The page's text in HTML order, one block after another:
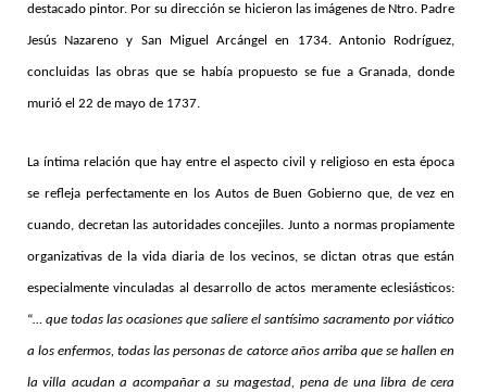
destacado pintor. Por su dirección se hicieron las imágenes de Ntro. Padre
Jesús Nazareno y San Miguel Arcángel en 1734. Antonio Rodríguez,
concluidas las obras que se había propuesto se fue a Granada, donde
murió el 22 de mayo de 1737.
La íntima relación que hay entre el aspecto civil y religioso en esta época
se refleja perfectamente en los Autos de Buen Gobierno que, de vez en
cuando, decretan las autoridades concejiles. Junto a normas propiamente
organizativas de la vida diaria de los vecinos, se dictan otras que están
especialmente vinculadas al desarrollo de actos meramente eclesiásticos:
“… que todas las ocasiones que saliere el santísimo sacramento por viático
a los enfermos, todas las personas de catorce años arriba que se hallen en
la villa acudan a acompañar a su magestad, pena de una libra de cera